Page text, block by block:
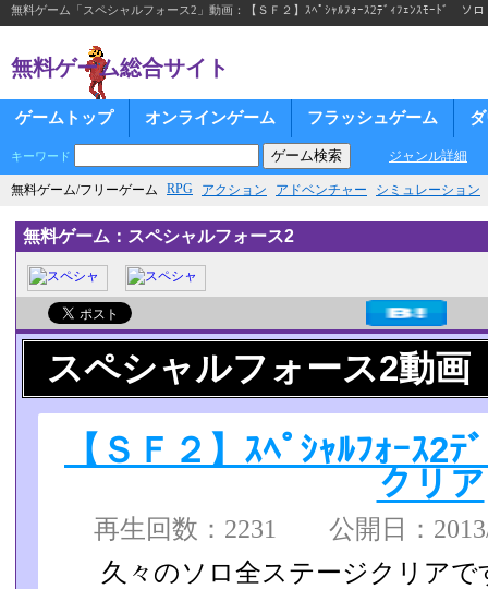
無料ゲーム「スペシャルフォース2」動画：【ＳＦ２】ｽﾍﾟｼｬﾙﾌｫｰｽ2ﾃﾞｨﾌｪﾝｽﾓｰﾄﾞ ソ
無料ゲーム総合サイト
ゲームトップ オンラインゲーム フラッシュゲーム
キーワード ジャンル詳細
無料ゲーム/フリーゲーム RPG アクション アドベンチャー シミュレーション
無料ゲーム：スペシャルフォース2
スペシャルフォース2動画
【ＳＦ２】ｽﾍﾟｼｬﾙﾌｫｰｽ
クリア
再生回数：2231 公開日：
久々のソロ全ステージクリアで